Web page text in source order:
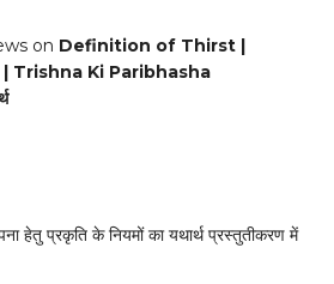
on Definition of Thirst |
Trishna Ki Paribhasha
हेतु प्रकृति के नियमों का यथार्थ प्रस्तुतीकरण में